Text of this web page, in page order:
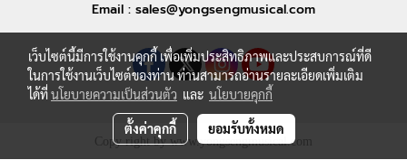
Email : sales@yongsengmusical.com
Copy right by www.yongsengmusical.com
เว็บไซต์นี้มีการใช้งานคุกกี้ เพื่อเพิ่มประสิทธิภาพและประสบการณ์ที่ดี
ในการใช้งานเว็บไซต์ของท่าน ท่านสามารถอ่านรายละเอียดเพิ่มเติม
ได้ที่นโยบายความเป็นส่วนตัว และ นโยบายคุกกี้
ตั้งค่าคุกกี้ ยอมรับทั้งหมด